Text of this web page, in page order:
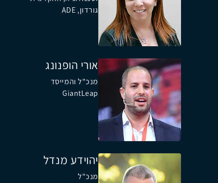
גורדון, ADE
אורי הופנונג
מנכ"ל והמייסד
GiantLeap
יהוידע מנדל
מנכ"ל